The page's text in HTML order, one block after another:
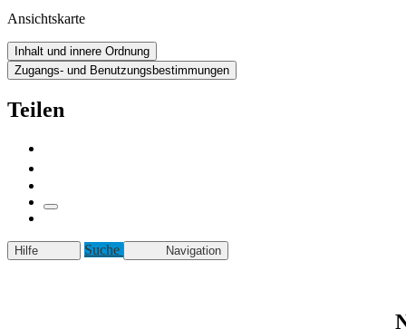
Ansichtskarte
Inhalt und innere Ordnung
Zugangs- und Benutzungsbestimmungen
Teilen
Hilfe Suche Navigation